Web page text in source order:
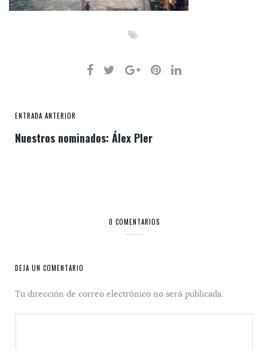
ENTRADA ANTERIOR
Nuestros nominados: Álex Pler
0 COMENTARIOS
DEJA UN COMENTARIO
Tu dirección de correo electrónico no será publicada.